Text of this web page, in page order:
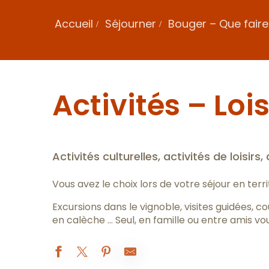
Accueil Séjourner Bouger – Que faire
Activités –
Activités culturelles, activités de loisirs,
Vous avez le choix lors de votre séjour en
Excursions dans le vignoble, visites guidées,
en calèche … Seul, en famille ou entre amis